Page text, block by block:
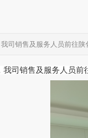
司销售及服务人员前往陕
司销售及服务人员前